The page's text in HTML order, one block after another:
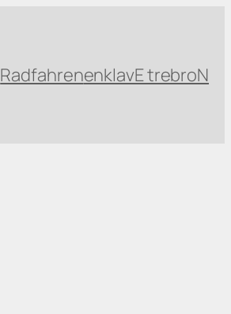
RadfahrenenklavE trebroN